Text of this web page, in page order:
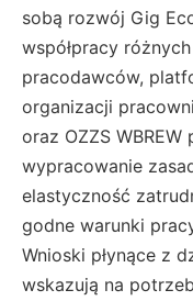
sobą rozwój Gig
współpracy
pracodawców,
organizacji
oraz OZZS
wypracowanie
elastyczność
godne warunki
Wnioski płynące z
wskazują na